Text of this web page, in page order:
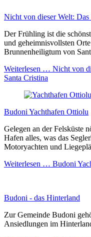
Nicht von dieser Welt:
Der Frühling ist die
und geheimnisvollsten
Brunnenheiligtum von
Weiterlesen … Nicht von
Santa Cristina
Budoni Yachthafen Ottiolu
Gelegen an der Felsküste
Hafen alles, was das
Motoryachten und
Weiterlesen … Budoni
Budoni - das Hinterland
Zur Gemeinde Budoni
Ansiedlungen im